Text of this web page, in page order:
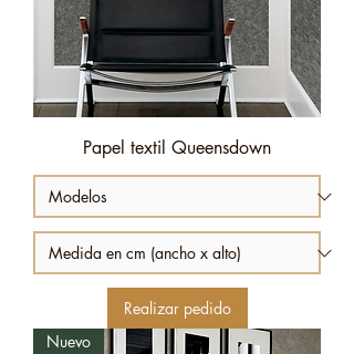
Papel textil Queensdown
Realizar pedido
Nuevo